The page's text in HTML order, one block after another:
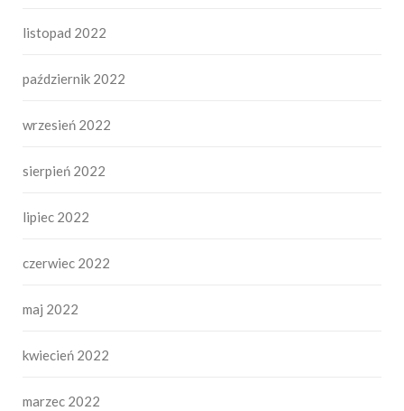
listopad 2022
październik 2022
wrzesień 2022
sierpień 2022
lipiec 2022
czerwiec 2022
maj 2022
kwiecień 2022
marzec 2022